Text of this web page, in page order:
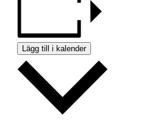
Lägg till i kalender